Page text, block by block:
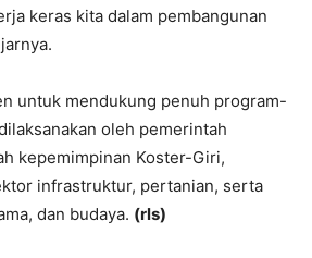
keras kita dalam pembangunan
untuk mendukung penuh program-
oleh pemerintah
kepemimpinan Koster-Giri,
infrastruktur, pertanian, serta
dan budaya. (rls)